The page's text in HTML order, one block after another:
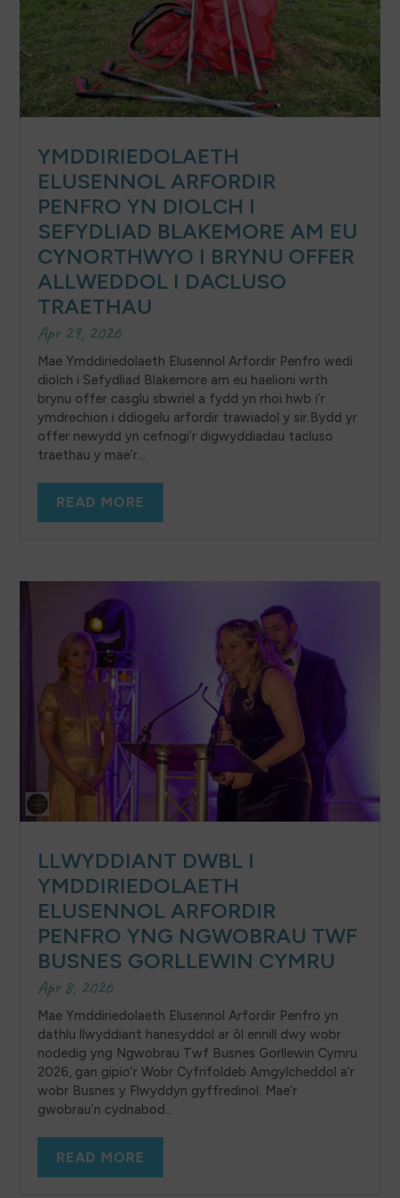
YMDDIRIEDOLAETH
ELUSENNOL ARFORDIR
PENFRO YN DIOLCH I
SEFYDLIAD BLAKEMORE AM EU
CYNORTHWYO I BRYNU OFFER
ALLWEDDOL I DACLUSO
TRAETHAU
Apr 29, 2026
Mae Ymddiriedolaeth Elusennol Arfordir Penfro wedi
diolch i Sefydliad Blakemore am eu haelioni wrth
brynu offer casglu sbwriel a fydd yn rhoi hwb i’r
ymdrechion i ddiogelu arfordir trawiadol y sir.Bydd yr
offer newydd yn cefnogi’r digwyddiadau tacluso
traethau y mae’r...
READ MORE
LLWYDDIANT DWBL I
YMDDIRIEDOLAETH
ELUSENNOL ARFORDIR
PENFRO YNG NGWOBRAU TWF
BUSNES GORLLEWIN CYMRU
Apr 8, 2026
Mae Ymddiriedolaeth Elusennol Arfordir Penfro yn
dathlu llwyddiant hanesyddol ar ôl ennill dwy wobr
nodedig yng Ngwobrau Twf Busnes Gorllewin Cymru
2026, gan gipio’r Wobr Cyfrifoldeb Amgylcheddol a’r
wobr Busnes y Flwyddyn gyffredinol. Mae’r
gwobrau’n cydnabod...
READ MORE